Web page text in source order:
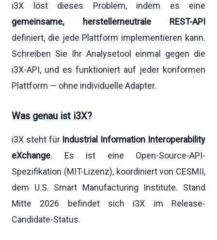
i3X löst dieses Problem, indem es eine
gemeinsame, herstellerneutrale REST-API
definiert, die jede Plattform implementieren kann.
Schreiben Sie Ihr Analysetool einmal gegen die
i3X-API, und es funktioniert auf jeder konformen
Plattform — ohne individuelle Adapter.
Was genau ist i3X?
i3X steht für Industrial Information Interoperability
eXchange. Es ist eine Open-Source-API-
Spezifikation (MIT-Lizenz), koordiniert von CESMII,
dem U.S. Smart Manufacturing Institute. Stand
Mitte 2026 befindet sich i3X im Release-
Candidate-Status.